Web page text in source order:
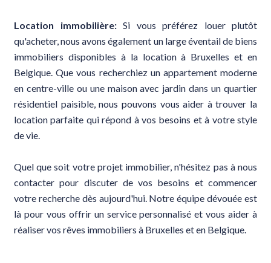
Location immobilière:Si vous préférez louer plutôt
qu'acheter, nous avons également un large éventail de biens
immobiliers disponibles à la location à Bruxelles et en
Belgique. Que vous recherchiez un appartement moderne
en centre-ville ou une maison avec jardin dans un quartier
résidentiel paisible, nous pouvons vous aider à trouver la
location parfaite qui répond à vos besoins et à votre style
de vie.
Quel que soit votre projet immobilier, n'hésitez pas à nous
contacter pour discuter de vos besoins et commencer
votre recherche dès aujourd'hui. Notre équipe dévouée est
là pour vous offrir un service personnalisé et vous aider à
réaliser vos rêves immobiliers à Bruxelles et en Belgique.